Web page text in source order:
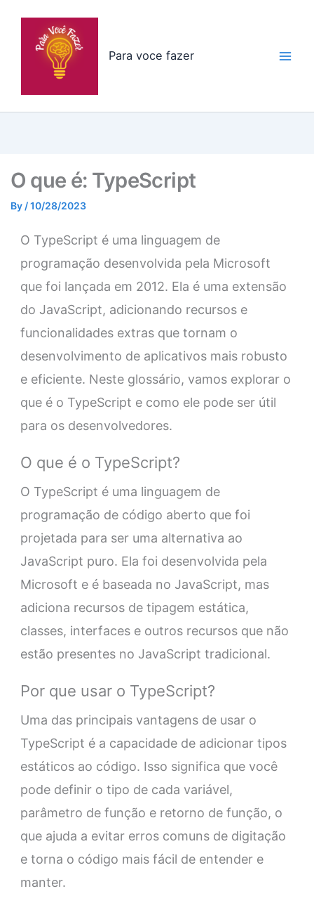
Para voce fazer
O que é: TypeScript
By /10/28/2023
O TypeScript é uma linguagem de
programação desenvolvida pela Microsoft
que foi lançada em 2012. Ela é uma extensão
do JavaScript, adicionando recursos e
funcionalidades extras que tornam o
desenvolvimento de aplicativos mais robusto
e eficiente. Neste glossário, vamos explorar o
que é o TypeScript e como ele pode ser útil
para os desenvolvedores.
O que é o TypeScript?
O TypeScript é uma linguagem de
programação de código aberto que foi
projetada para ser uma alternativa ao
JavaScript puro. Ela foi desenvolvida pela
Microsoft e é baseada no JavaScript, mas
adiciona recursos de tipagem estática,
classes, interfaces e outros recursos que não
estão presentes no JavaScript tradicional.
Por que usar o TypeScript?
Uma das principais vantagens de usar o
TypeScript é a capacidade de adicionar tipos
estáticos ao código. Isso significa que você
pode definir o tipo de cada variável,
parâmetro de função e retorno de função, o
que ajuda a evitar erros comuns de digitação
e torna o código mais fácil de entender e
manter.